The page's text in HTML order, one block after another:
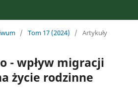
/ Tom 17 (2024) / Artykuły
- wpływ migracji
życie rodzinne